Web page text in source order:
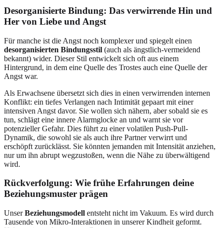
Desorganisierte Bindung: Das verwirrende Hin und
Her von Liebe und Angst
Für manche ist die Angst noch komplexer und spiegelt einen
desorganisierten Bindungsstil (auch als ängstlich-vermeidend
bekannt) wider. Dieser Stil entwickelt sich oft aus einem
Hintergrund, in dem eine Quelle des Trostes auch eine Quelle der
Angst war.
Als Erwachsene übersetzt sich dies in einen verwirrenden internen
Konflikt: ein tiefes Verlangen nach Intimität gepaart mit einer
intensiven Angst davor. Sie wollen sich nähern, aber sobald sie es
tun, schlägt eine innere Alarmglocke an und warnt sie vor
potenzieller Gefahr. Dies führt zu einer volatilen Push-Pull-
Dynamik, die sowohl sie als auch ihre Partner verwirrt und
erschöpft zurücklässt. Sie könnten jemanden mit Intensität anziehen,
nur um ihn abrupt wegzustoßen, wenn die Nähe zu überwältigend
wird.
Rückverfolgung: Wie frühe Erfahrungen deine
Beziehungsmuster prägen
UnserBeziehungsmodell entsteht nicht im Vakuum. Es wird durch
Tausende von Mikro-Interaktionen in unserer Kindheit geformt.